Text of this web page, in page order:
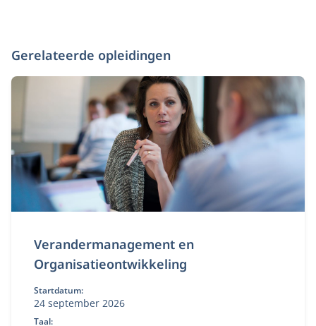
Gerelateerde opleidingen
Verandermanagement en
Organisatieontwikkeling
Startdatum:
24 september 2026
Taal: